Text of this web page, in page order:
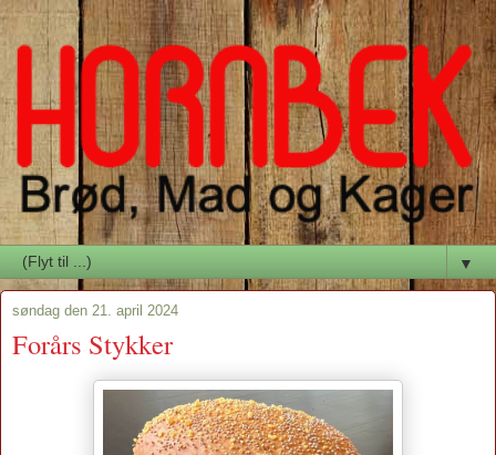
▼
søndag den 21. april 2024
Forårs Stykker